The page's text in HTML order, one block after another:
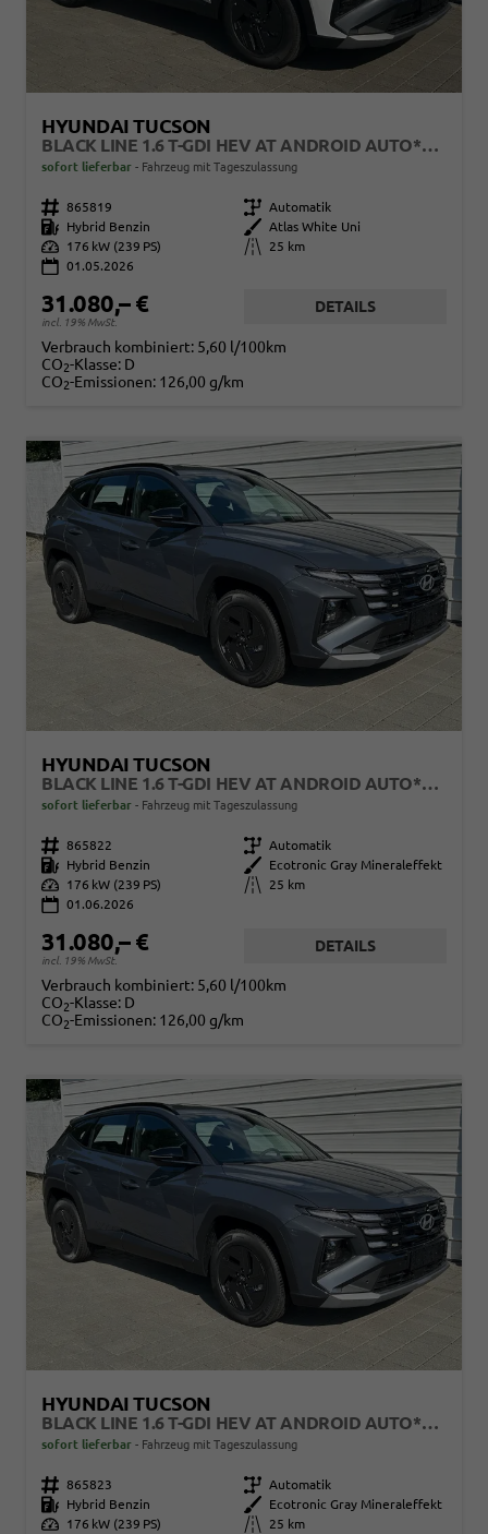
HYUNDAI TUCSON
BLACK LINE 1.6 T-GDI HEV AT ANDROID AUTO*NAVI*SHZ*KAMERA*2Z KLIMAAUTO*
sofort lieferbar Fahrzeug mit Tageszulassung
Fahrzeugnr. 865819 Getriebe
Automatik
Kraftstoff
Hybrid Benzin Außenfarbe
Atlas White Uni
Leistung
176 kW (239 PS) Kilometerstand
25 km
01.05.2026
31.080,– €
incl. 19% MwSt.
DETAILS
Verbrauch kombiniert: 5,60 l/100km
CO2-Klasse: D
CO2-Emissionen: 126,00 g/km
HYUNDAI TUCSON
BLACK LINE 1.6 T-GDI HEV AT ANDROID AUTO*NAVI*SHZ*KAMERA*2Z KLIMAAUTO*
sofort lieferbar Fahrzeug mit Tageszulassung
Fahrzeugnr. 865822 Getriebe Automatik
Kraftstoff
Hybrid Benzin Außenfarbe
Ecotronic Gray Mineraleffekt
Leistung
176 kW (239 PS) Kilometerstand
25 km
01.06.2026
31.080,– €
incl. 19% MwSt.
DETAILS
Verbrauch kombiniert: 5,60 l/100km
CO2-Klasse: D
CO2-Emissionen: 126,00 g/km
HYUNDAI TUCSON
BLACK LINE 1.6 T-GDI HEV AT ANDROID AUTO*NAVI*SHZ*KAMERA*2Z KLIMAAUTO*
sofort lieferbar Fahrzeug mit Tageszulassung
Fahrzeugnr. 865823 Getriebe Automatik
Kraftstoff
Hybrid Benzin Außenfarbe
Ecotronic Gray Mineraleffekt
Leistung
176 kW (239 PS) Kilometerstand
25 km